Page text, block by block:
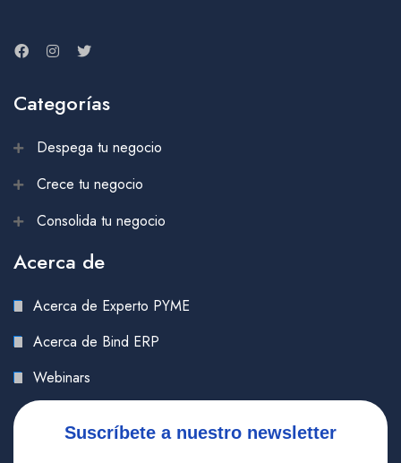
Categorías
Despega tu negocio
Crece tu negocio
Consolida tu negocio
Acerca de
Acerca de Experto PYME
Acerca de Bind ERP
Webinars
Suscríbete a nuestro newsletter